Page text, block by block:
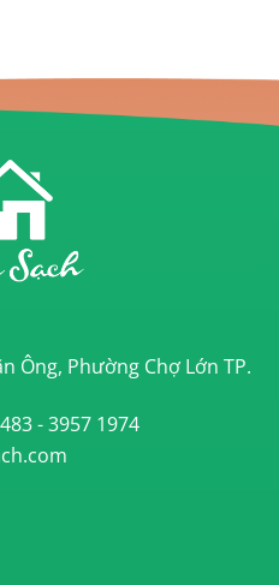
Ông, Phường Chợ Lớn TP.
- 3957 1974